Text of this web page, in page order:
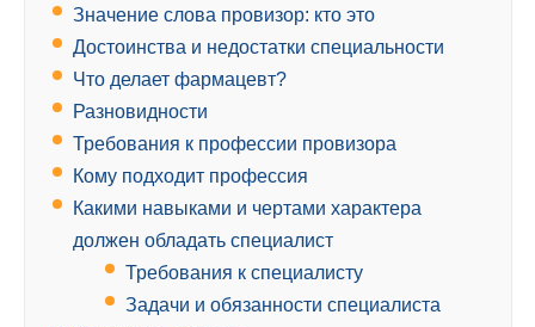
Значение слова провизор: кто это
Достоинства и недостатки специальности
Что делает фармацевт?
Разновидности
Требования к профессии провизора
Кому подходит профессия
Какими навыками и чертами характера
должен обладать специалист
Требования к специалисту
Задачи и обязанности специалиста